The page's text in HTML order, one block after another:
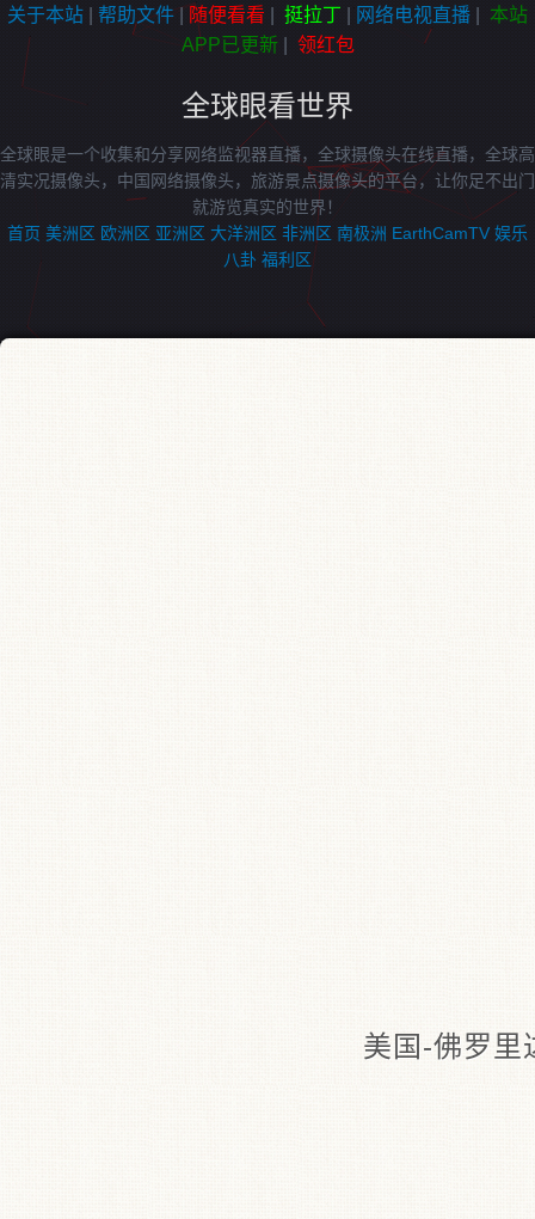
关于本站 帮助文件 随便看看 挺拉丁 网络电视直播
本站
APP已更新| 领红包
全球眼看世界
全球眼是一个收集和分享网络监视器直播，全球摄像头在线直播，全球高
清实况摄像头，中国网络摄像头，旅游景点摄像头的平台，让你足不出门
就游览真实的世界！
首页 美洲区 欧洲区 亚洲区 大洋洲区 非洲区 南极洲 EarthCamTV 娱乐
八卦 福利区
美国-佛罗里